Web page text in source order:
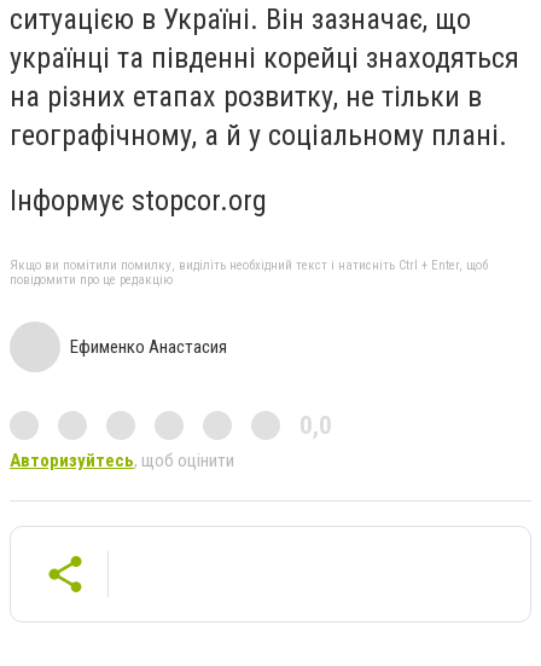
ситуацією в Україні. Він зазначає, що
українці та південні корейці знаходяться
на різних етапах розвитку, не тільки в
географічному, а й у соціальному плані.
Інформує stopcor.org
Якщо ви помітили помилку, виділіть необхідний текст і натисніть Ctrl + Enter, щоб
повідомити про це редакцію
Ефименко Анастасия
0,0
Авторизуйтесь, щоб оцінити